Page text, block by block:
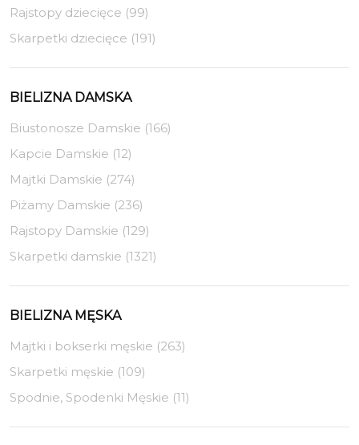
Rajstopy dziecięce (99)
Skarpetki dziecięce (191)
BIELIZNA DAMSKA
Biustonosze Damskie (166)
Kapcie Damskie (12)
Majtki Damskie (274)
Piżamy Damskie (236)
Rajstopy Damskie (129)
Skarpetki damskie (1321)
BIELIZNA MĘSKA
Majtki i bokserki męskie (263)
Skarpetki męskie (109)
Spodnie, Spodenki Męskie (11)